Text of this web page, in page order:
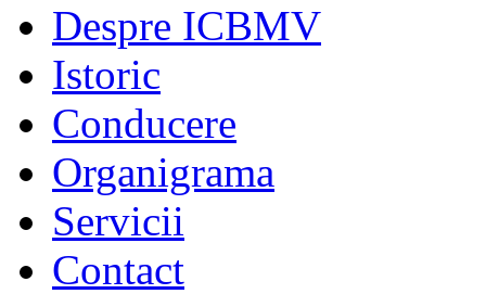
Despre ICBMV
Istoric
Conducere
Organigrama
Servicii
Contact